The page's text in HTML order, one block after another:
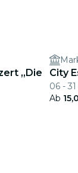
„Die
City
06 -
Ab